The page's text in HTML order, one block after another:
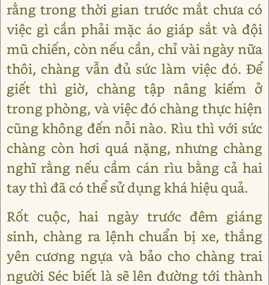
rằng trong thời gian trước mắt chưa có
việc gì cần phải mặc áo giáp sắt và đội
mũ chiến, còn nếu cần, chỉ vài ngày nữa
thôi, chàng vẫn đủ sức làm việc đó. Để
giết thì giờ, chàng tập nâng kiếm ở
trong phòng, và việc đó chàng thực hiện
cũng không đến nỗi nào. Rìu thì với sức
chàng còn hơi quá nặng, nhưng chàng
nghĩ rằng nếu cầm cán rìu bằng cả hai
tay thì đã có thể sử dụng khá hiệu quả.
Rốt cuộc, hai ngày trước đêm giáng
sinh, chàng ra lệnh chuẩn bị xe, thắng
yên cương ngựa và bảo cho chàng trai
người Séc biết là sẽ lên đường tới thành